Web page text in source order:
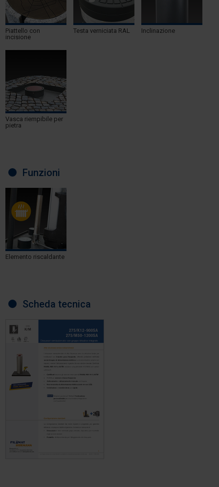
Piattello con
incisione
Testa verniciata RAL Inclinazione
Vasca riempibile per
pietra
Funzioni
Elemento riscaldante
Scheda tecnica